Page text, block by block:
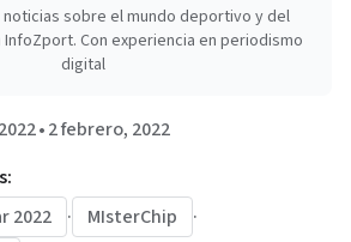
sobre el mundo deportivo y del
Con experiencia en periodismo
digital
•2 febrero, 2022
2022
· MIsterChip
·